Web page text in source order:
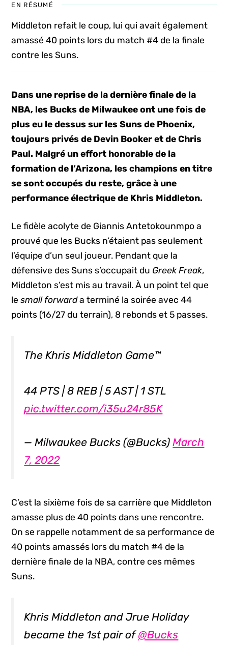
EN RÉSUMÉ
Middleton refait le coup, lui qui avait également
amassé 40 points lors du match #4 de la finale
contre les Suns.
Dans une reprise de la dernière finale de la
NBA, les Bucks de Milwaukee ont une fois de
plus eu le dessus sur les Suns de Phoenix,
toujours privés de Devin Booker et de Chris
Paul. Malgré un effort honorable de la
formation de l’Arizona, les champions en titre
se sont occupés du reste, grâce à une
performance électrique de Khris Middleton.
Le fidèle acolyte de Giannis Antetokounmpo a
prouvé que les Bucks n’étaient pas seulement
l’équipe d’un seul joueur. Pendant que la
défensive des Suns s’occupait du Greek Freak,
Middleton s’est mis au travail. À un point tel que
lesmall forwarda terminé la soirée avec 44
points (16/27 du terrain), 8 rebonds et 5 passes.
The Khris Middleton Game™️
44 PTS | 8 REB | 5 AST | 1 STL
pic.twitter.com/i35u24r85K
— Milwaukee Bucks (@Bucks)March
7, 2022
C’est la sixième fois de sa carrière que Middleton
amasse plus de 40 points dans une rencontre.
On se rappelle notamment de sa performance de
40 points amassés lors du match #4 de la
dernière finale de la NBA, contre ces mêmes
Suns.
Khris Middleton and Jrue Holiday
became the 1st pair of@Bucks